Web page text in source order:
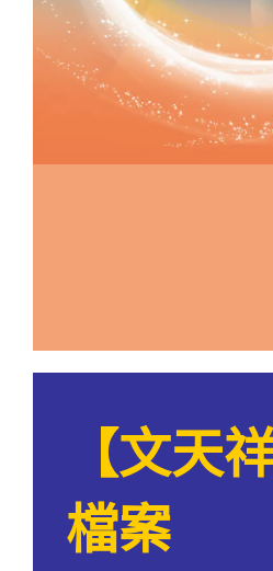
【文天
檔案